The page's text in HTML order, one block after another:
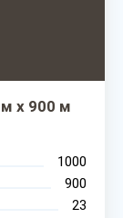
х 900 м
1000
900
23